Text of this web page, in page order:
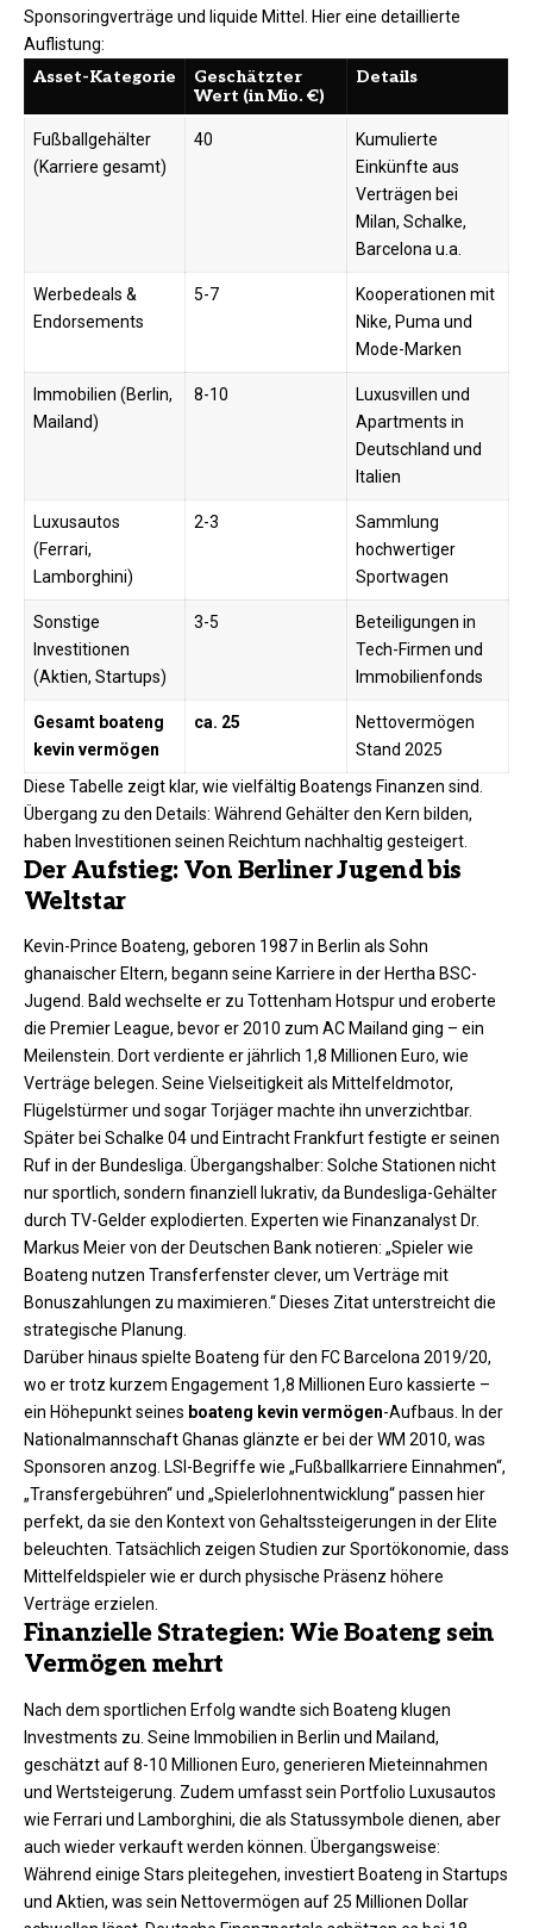
Sponsoringverträge und liquide Mittel. Hier eine detaillierte
Auflistung:
Asset-Kategorie
Geschätzter
Wert (in Mio. €)
Details
Fußballgehälter
(Karriere gesamt)
40
Kumulierte
Einkünfte aus
Verträgen bei
Milan, Schalke,
Barcelona u.a. ​
Werbedeals &
Endorsements
5-7
Kooperationen mit
Nike, Puma und
Mode-Marken
Immobilien (Berlin,
Mailand)
8-10
Luxusvillen und
Apartments in
Deutschland und
Italien
Luxusautos
(Ferrari,
Lamborghini)
2-3
Sammlung
hochwertiger
Sportwagen
Sonstige
Investitionen
(Aktien, Startups)
3-5
Beteiligungen in
Tech-Firmen und
Immobilienfonds
Gesamt boateng
kevin vermögen
ca. 25
Nettovermögen
Stand 2025 ​
Diese Tabelle zeigt klar, wie vielfältig Boatengs Finanzen sind.
Übergang zu den Details: Während Gehälter den Kern bilden,
haben Investitionen seinen Reichtum nachhaltig gesteigert.
Der Aufstieg: Von Berliner Jugend bis
Weltstar
Kevin-Prince Boateng, geboren 1987 in Berlin als Sohn
ghanaischer Eltern, begann seine Karriere in der Hertha BSC-
Jugend. Bald wechselte er zu Tottenham Hotspur und eroberte
die Premier League, bevor er 2010 zum AC Mailand ging – ein
Meilenstein. Dort verdiente er jährlich 1,8 Millionen Euro, wie
Verträge belegen. Seine Vielseitigkeit als Mittelfeldmotor,
Flügelstürmer und sogar Torjäger machte ihn unverzichtbar.
Später bei Schalke 04 und Eintracht Frankfurt festigte er seinen
Ruf in der Bundesliga. Übergangshalber: Solche Stationen nicht
nur sportlich, sondern finanziell lukrativ, da Bundesliga-Gehälter
durch TV-Gelder explodierten. Experten wie Finanzanalyst Dr.
Markus Meier von der Deutschen Bank notieren: „Spieler wie
Boateng nutzen Transferfenster clever, um Verträge mit
Bonuszahlungen zu maximieren.“ Dieses Zitat unterstreicht die
strategische Planung.​
Darüber hinaus spielte Boateng für den FC Barcelona 2019/20,
wo er trotz kurzem Engagement 1,8 Millionen Euro kassierte –
ein Höhepunkt seines boateng kevin vermögen-Aufbaus. In der
Nationalmannschaft Ghanas glänzte er bei der WM 2010, was
Sponsoren anzog. LSI-Begriffe wie „Fußballkarriere Einnahmen“,
„Transfergebühren“ und „Spielerlohnentwicklung“ passen hier
perfekt, da sie den Kontext von Gehaltssteigerungen in der Elite
beleuchten. Tatsächlich zeigen Studien zur Sportökonomie, dass
Mittelfeldspieler wie er durch physische Präsenz höhere
Verträge erzielen.​
Finanzielle Strategien: Wie Boateng sein
Vermögen mehrt
Nach dem sportlichen Erfolg wandte sich Boateng klugen
Investments zu. Seine Immobilien in Berlin und Mailand,
geschätzt auf 8-10 Millionen Euro, generieren Mieteinnahmen
und Wertsteigerung. Zudem umfasst sein Portfolio Luxusautos
wie Ferrari und Lamborghini, die als Statussymbole dienen, aber
auch wieder verkauft werden können. Übergangsweise:
Während einige Stars pleitegehen, investiert Boateng in Startups
und Aktien, was sein Nettovermögen auf 25 Millionen Dollar